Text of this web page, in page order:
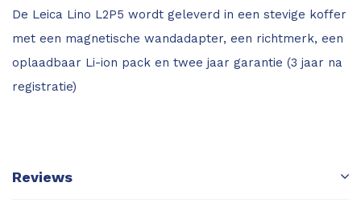
De Leica Lino L2P5 wordt geleverd in een stevige koffer
met een magnetische wandadapter, een richtmerk, een
oplaadbaar Li-ion pack en twee jaar garantie (3 jaar na
registratie)
Reviews